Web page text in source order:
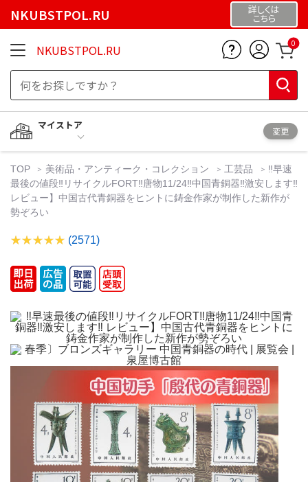
NKUBSTPOL.RU 詳しくは
こちら
NKUBSTPOL.RU 0
マイストア
変更
TOP 美術品・アンティーク・コレクション 工芸品
‼️早速
最後の値段‼️リサイクルFORT‼️唐物11/24‼️中国青銅器‼️激安します‼️
レビュー】中国古代青銅器をヒントに鋳金作家が制作した新作が
勢ぞろい
(2571)